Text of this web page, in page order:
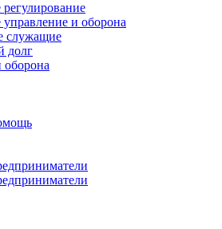
регулирование
управление и оборона
служащие
долг
оборона